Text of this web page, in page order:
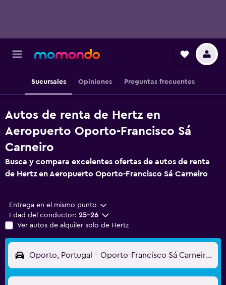
Sucursales Opiniones Preguntas frecuentes
Autos de renta de Hertz en
Aeropuerto Oporto-Francisco Sá
Carneiro
Busca y compara excelentes ofertas de autos de renta
de Hertz en Aeropuerto Oporto-Francisco Sá Carneiro
Entrega en el mismo punto
Edad del conductor: 25-26
Ver autos de alquiler solo de Hertz
Oporto, Portugal - Oporto-Francisco Sá Carneiro (OPO)